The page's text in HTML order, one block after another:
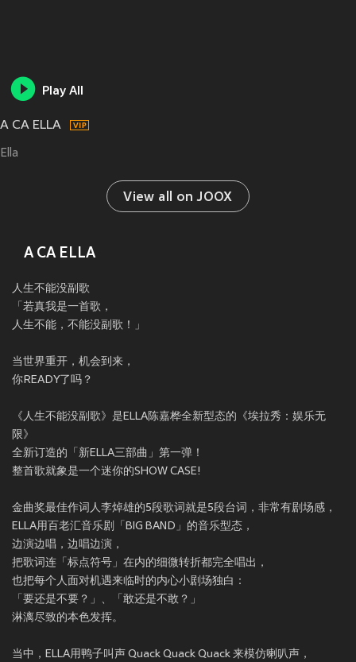
Play All
A CA ELLA
Ella
View all on JOOX
A CA ELLA
人生不能没副歌
「若真我是一首歌，
人生不能，不能没副歌！」
当世界重开，机会到来，
你READY了吗？
《人生不能没副歌》是ELLA陈嘉桦全新型态的《埃拉秀：娱乐无
限》
全新订造的「新ELLA三部曲」第一弹！
整首歌就象是一个迷你的SHOW CASE!
金曲奖最佳作词人李焯雄的5段歌词就是5段台词，非常有剧场感，
ELLA用百老汇音乐剧「BIG BAND」的音乐型态，
边演边唱，边唱边演，
把歌词连「标点符号」在内的细微转折都完全唱出，
也把每个人面对机遇来临时的内心小剧场独白：
「要还是不要？」、「敢还是不敢？」
淋漓尽致的本色发挥。
当中，ELLA用鸭子叫声 Quack Quack Quack 来模仿喇叭声，